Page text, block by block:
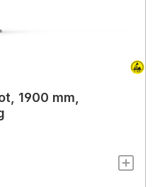
1900 mm,